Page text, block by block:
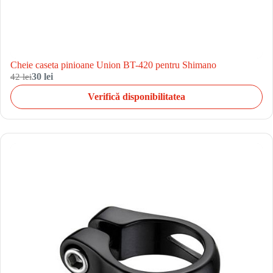
Cheie caseta pinioane Union BT-420 pentru Shimano
42 lei30 lei
Verifică disponibilitatea